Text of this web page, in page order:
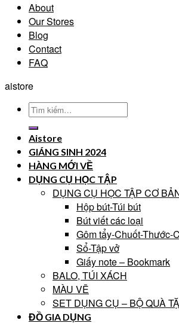
About
Our Stores
Blog
Contact
FAQ
aistore
Tìm
Aistore
GIÁNG SINH 2024
HÀNG MỚI VỀ
DỤNG CỤ HỌC TẬP
DỤNG CỤ HỌC TẬP CƠ
Hộp bút-Túi bút
Bút viết các loại
Gôm tẩy-Chuốt-Thước-
Sổ-Tập vở
Giấy note – Bookmark
BALO, TÚI XÁCH
MÀU VẼ
SET DỤNG CỤ – BỘ QUÀ
ĐỒ GIA DỤNG